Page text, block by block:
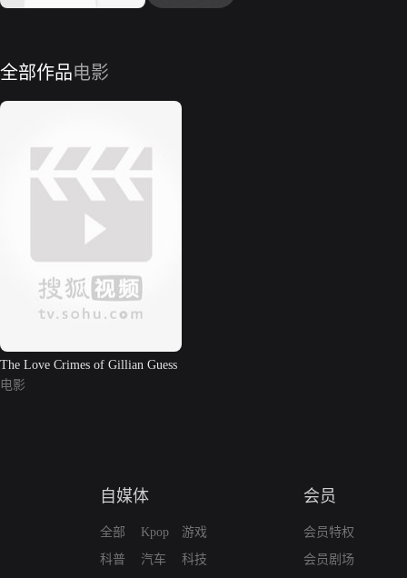
全部作品电影
The Love Crimes of Gillian Guess
电影
自媒体
全部
科普
Kpop
汽车
游戏
科技
会员
会员特权
会员剧场